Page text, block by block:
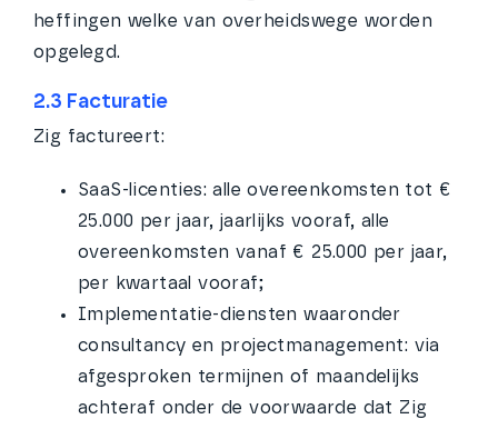
heffingen welke van overheidswege worden
opgelegd.
2.3 Facturatie
Zig factureert:
SaaS-licenties: alle overeenkomsten tot €
25.000 per jaar, jaarlijks vooraf, alle
overeenkomsten vanaf € 25.000 per jaar,
per kwartaal vooraf;
Implementatie-diensten waaronder
consultancy en projectmanagement: via
afgesproken termijnen of maandelijks
achteraf onder de voorwaarde dat Zig